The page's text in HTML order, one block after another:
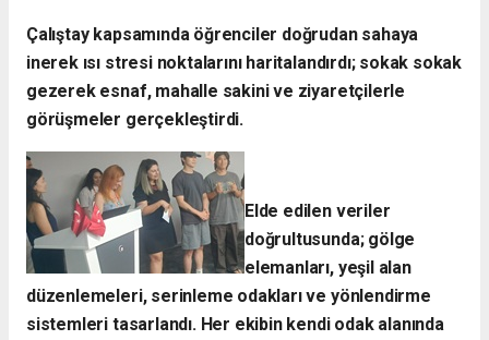
​Çalıştay kapsamında öğrenciler doğrudan sahaya
inerek ısı stresi noktalarını haritalandırdı; sokak sokak
gezerek esnaf, mahalle sakini ve ziyaretçilerle
görüşmeler gerçekleştirdi.
Elde edilen veriler
doğrultusunda; gölge
elemanları, yeşil alan
düzenlemeleri, serinleme odakları ve yönlendirme
sistemleri tasarlandı. Her ekibin kendi odak alanında